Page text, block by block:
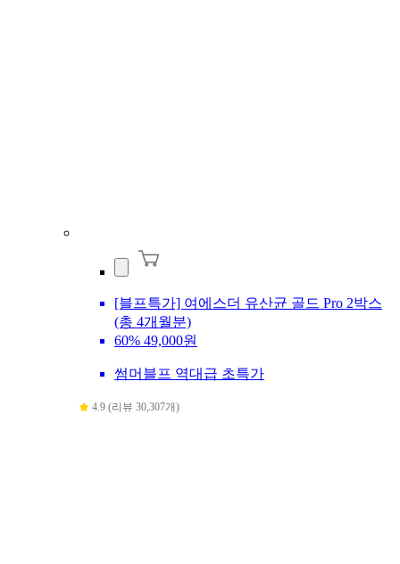
[블프특가] 여에스더 유산균 골드 Pro 2박스
(총 4개월분)
60% 49,000원
썸머블프 역대급 초특가
4.9 (리뷰 30,307개)